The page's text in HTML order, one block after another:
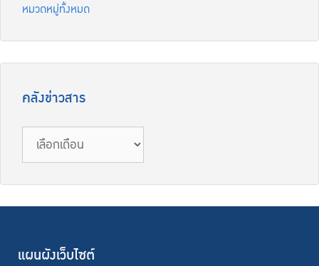
หมวดหมู่ทั้งหมด
คลังข่าวสาร
แผนผังเว็บไซต์